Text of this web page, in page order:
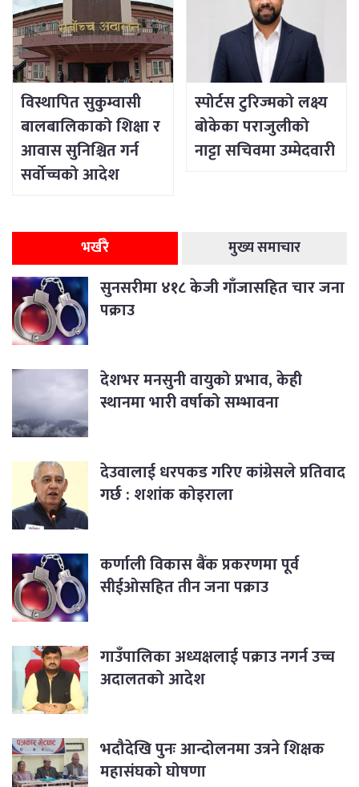
विस्थापित सुकुम्वासी
बालबालिकाको शिक्षा र
आवास सुनिश्चित गर्न
सर्वोच्चको आदेश
स्पोर्टस टुरिज्मको लक्ष्य
बोकेका पराजुलीको
नाट्टा सचिवमा उम्मेदवारी
भर्खरै मुख्य समाचार
सुनसरीमा ४१८ केजी गाँजासहित चार जना
पक्राउ
देशभर मनसुनी वायुको प्रभाव, केही
स्थानमा भारी वर्षाको सम्भावना
देउवालाई धरपकड गरिए कांग्रेसले प्रतिवाद
गर्छ : शशांक कोइराला
कर्णाली विकास बैंक प्रकरणमा पूर्व
सीईओसहित तीन जना पक्राउ
गाउँपालिका अध्यक्षलाई पक्राउ नगर्न उच्च
अदालतको आदेश
भदौदेखि पुनः आन्दोलनमा उत्रने शिक्षक
महासंघको घोषणा